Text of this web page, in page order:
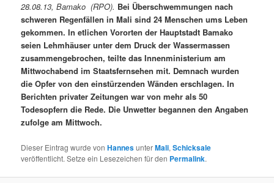
28.08.13, Bamako (RPO). Bei Überschwemmungen nach
schweren Regenfällen in Mali sind 24 Menschen ums Leben
gekommen. In etlichen Vororten der Hauptstadt Bamako
seien Lehmhäuser unter dem Druck der Wassermassen
zusammengebrochen, teilte das Innenministerium am
Mittwochabend im Staatsfernsehen mit. Demnach wurden
die Opfer von den einstürzenden Wänden erschlagen. In
Berichten privater Zeitungen war von mehr als 50
Todesopfern die Rede. Die Unwetter begannen den Angaben
zufolge am Mittwoch.
Dieser Eintrag wurde vonHannesunterMali,Schicksale
veröffentlicht. Setze ein Lesezeichen für den Permalink.